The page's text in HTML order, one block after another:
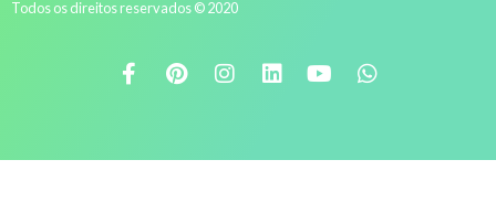
Todos os direitos reservados © 2020